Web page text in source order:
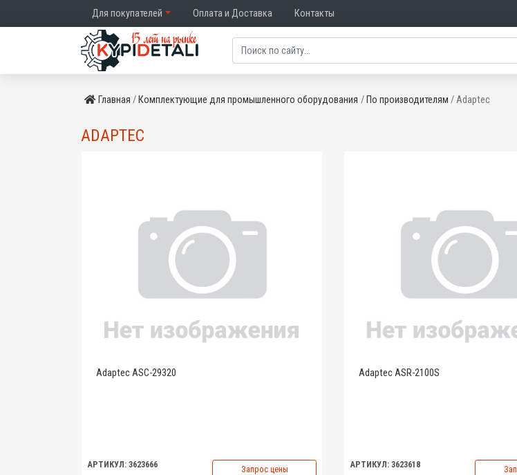
Для покупателей Оплата и Доставка Контакты
Главная Комплектующие для промышленного оборудования По производителям Adaptec
ADAPTEC
Adaptec ASC-29320
АРТИКУЛ: 3623666 Запрос цены
Adaptec ASR-2100S
АРТИКУЛ: 3623618